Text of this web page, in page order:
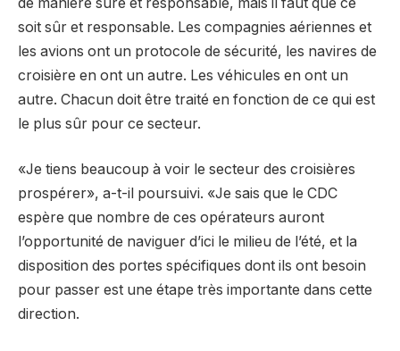
soit sûr et responsable. Les compagnies aériennes et
les avions ont un protocole de sécurité, les navires de
croisière en ont un autre. Les véhicules en ont un
autre. Chacun doit être traité en fonction de ce qui est
le plus sûr pour ce secteur.
«Je tiens beaucoup à voir le secteur des croisières
prospérer», a-t-il poursuivi. «Je sais que le CDC
espère que nombre de ces opérateurs auront
l’opportunité de naviguer d’ici le milieu de l’été, et la
disposition des portes spécifiques dont ils ont besoin
pour passer est une étape très importante dans cette
direction.